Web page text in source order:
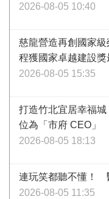
2026-08-05 10:40
慈龍營造再創國家
程獲國家卓越建設獎
2026-08-05 15:35
打造竹北宜居幸福
位為「市府 CEO」
2026-08-05 18:13
連玩笑都聽不懂！
2026-08-05 11:35